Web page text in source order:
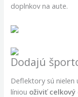
doplnkov na aute.
Dodajú
Deflektory sú nielen
líniou oživiť